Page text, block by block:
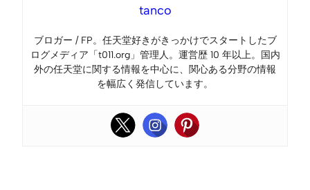
tanco
ブロガー / FP。任天堂好きがきっかけでスタートしたブ
ログメディア「t011.org」管理人。運営歴 10 年以上。国内
外の任天堂に関する情報を中心に、関心ある分野の情報
を幅広く発信しています。